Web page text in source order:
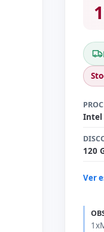
Intel
120
Ver